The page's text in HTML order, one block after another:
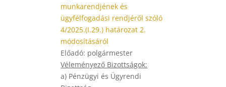
munkarendjének és
ügyfélfogadási rendjéről szóló
4/2025.(I.29.) határozat 2.
módosításáról
Előadó: polgármester
Véleményező Bizottságok:
a) Pénzügyi és Ügyrendi